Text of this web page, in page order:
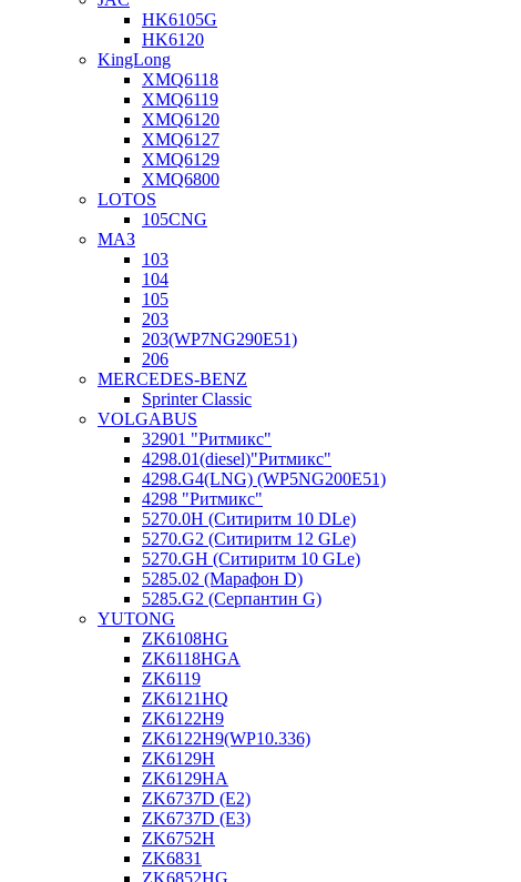
HK6105G
HK6120
KingLong
XMQ6118
XMQ6119
XMQ6120
XMQ6127
XMQ6129
XMQ6800
LOTOS
105CNG
МАЗ
103
104
105
203
203(WP7NG290E51)
206
MERCEDES-BENZ
Sprinter Classic
VOLGABUS
32901 "Ритмикc"
4298.01(diesel)"Ритмикс"
4298.G4(LNG) (WP5NG200E51)
4298 "Ритмикс"
5270.0H (Ситиритм 10 DLe)
5270.G2 (Ситиритм 12 GLe)
5270.GH (Ситиритм 10 GLe)
5285.02 (Марафон D)
5285.G2 (Серпантин G)
YUTONG
ZK6108HG
ZK6118HGA
ZK6119
ZK6121HQ
ZK6122H9
ZK6122H9(WP10.336)
ZK6129H
ZK6129HA
ZK6737D (E2)
ZK6737D (E3)
ZK6752H
ZK6831